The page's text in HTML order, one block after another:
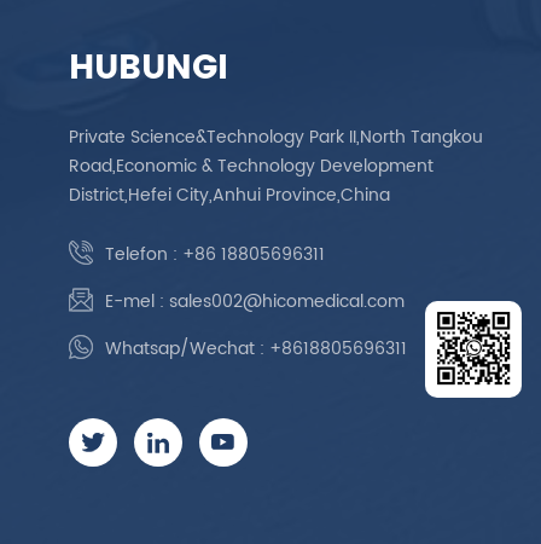
HUBUNGI
Private Science&Technology Park II,North Tangkou
Road,Economic & Technology Development
District,Hefei City,Anhui Province,China
Telefon : +86 18805696311
E-mel : sales002@hicomedical.com
Whatsap/Wechat : +8618805696311